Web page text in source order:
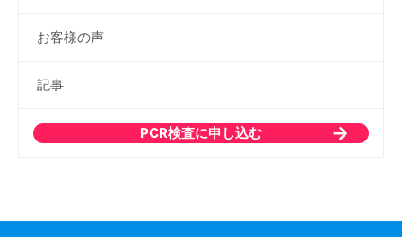
お客様の声
記事
PCR検査に申し込む